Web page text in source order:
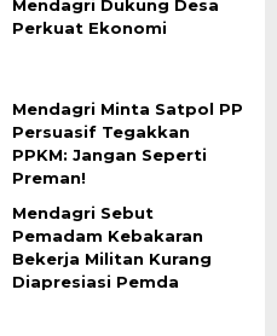
Mendagri Dukung Desa
Perkuat Ekonomi
Mendagri Minta Satpol PP
Persuasif Tegakkan
PPKM: Jangan Seperti
Preman!
Mendagri Sebut
Pemadam Kebakaran
Bekerja Militan Kurang
Diapresiasi Pemda